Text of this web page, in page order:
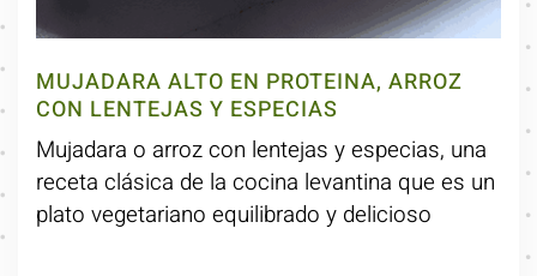
MUJADARA ALTO EN PROTEINA, ARROZ
CON LENTEJAS Y ESPECIAS
Mujadara o arroz con lentejas y especias, una
receta clásica de la cocina levantina que es un
plato vegetariano equilibrado y delicioso